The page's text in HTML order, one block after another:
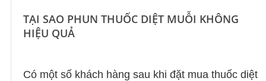
TẠI SAO PHUN THUỐC DIỆT MUỖI KHÔNG
HIỆU QUẢ
Có một số khách hàng sau khi đặt mua thuốc diệt